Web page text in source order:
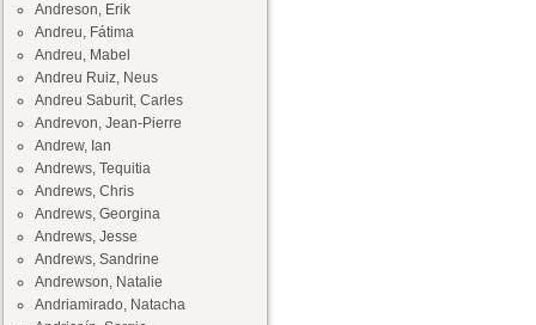
Andreson, Erik
Andreu, Fátima
Andreu, Mabel
Andreu Ruiz, Neus
Andreu Saburit, Carles
Andrevon, Jean-Pierre
Andrew, Ian
Andrews, Tequitia
Andrews, Chris
Andrews, Georgina
Andrews, Jesse
Andrews, Sandrine
Andrewson, Natalie
Andriamirado, Natacha